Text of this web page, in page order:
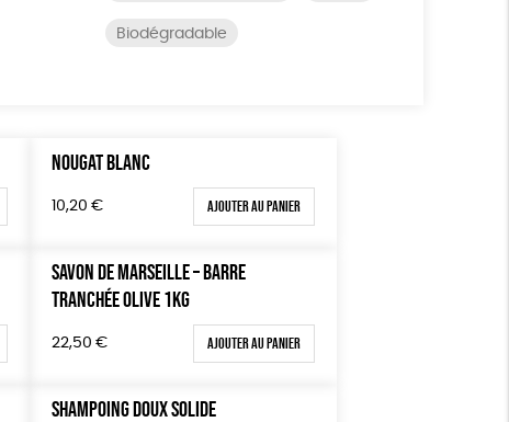
Biodégradable
NOUGAT BLANC
10,20 € Ajouter au panier
SAVON DE MARSEILLE – BARRE
TRANCHÉE OLIVE 1KG
22,50 € Ajouter au panier
SHAMPOING DOUX SOLIDE